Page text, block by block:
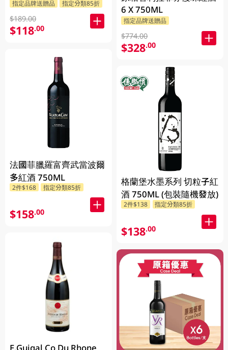
指定品牌送贈品 指定分類85折
$189.00
$118.00
法國菲臘羅富齊武當波爾
多紅酒 750ML
2件$168 指定分類85折
$158.00
E.Guigal Co Du Rhone
6 X 750ML
指定品牌送贈品
$774.00
$328.00
格蘭堡水墨系列 切粒子紅
酒 750ML (包裝隨機發放)
2件$138 指定分類85折
$138.00